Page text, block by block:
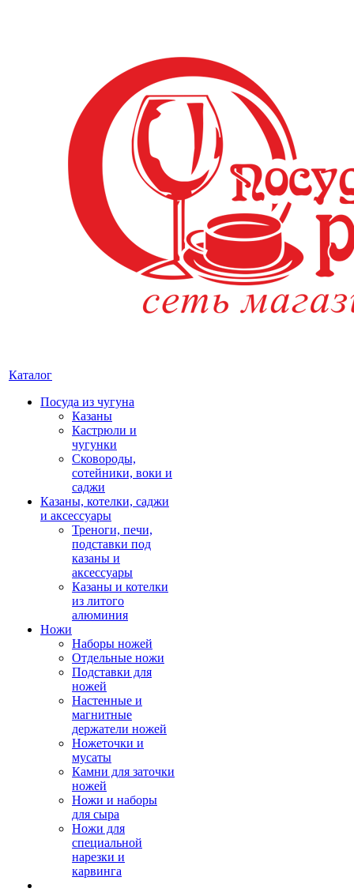
Каталог
Посуда из чугуна
Казаны
Кастрюли и
чугунки
Сковороды,
сотейники, воки и
саджи
Казаны, котелки, саджи
и аксессуары
Треноги, печи,
подставки под
казаны и
аксессуары
Казаны и котелки
из литого
алюминия
Ножи
Наборы ножей
Отдельные ножи
Подставки для
ножей
Настенные и
магнитные
держатели ножей
Ножеточки и
мусаты
Камни для заточки
ножей
Ножи и наборы
для сыра
Ножи для
специальной
нарезки и
карвинга